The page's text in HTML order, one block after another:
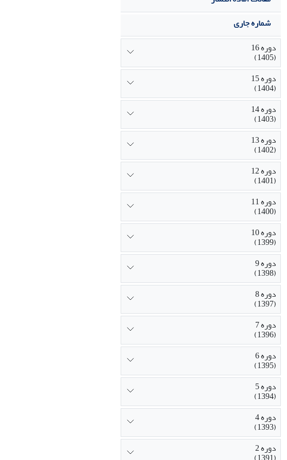
شماره جاری
دوره 16
(1405)
دوره 15
(1404)
دوره 14
(1403)
دوره 13
(1402)
دوره 12
(1401)
دوره 11
(1400)
دوره 10
(1399)
دوره 9
(1398)
دوره 8
(1397)
دوره 7
(1396)
دوره 6
(1395)
دوره 5
(1394)
دوره 4
(1393)
دوره 2